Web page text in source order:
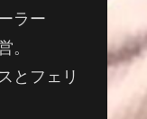
ラー
。
とフェリ